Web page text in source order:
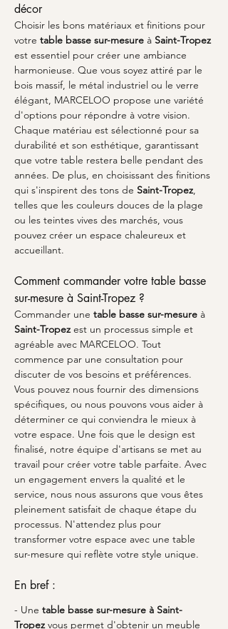
décor
Choisir les bons matériaux et finitions pour
votre table basse sur-mesure à Saint-Tropez
est essentiel pour créer une ambiance
harmonieuse. Que vous soyez attiré par le
bois massif, le métal industriel ou le verre
élégant, MARCELOO propose une variété
d'options pour répondre à votre vision.
Chaque matériau est sélectionné pour sa
durabilité et son esthétique, garantissant
que votre table restera belle pendant des
années. De plus, en choisissant des finitions
qui s'inspirent des tons de Saint-Tropez,
telles que les couleurs douces de la plage
ou les teintes vives des marchés, vous
pouvez créer un espace chaleureux et
accueillant.
Comment commander votre table basse
sur-mesure à Saint-Tropez ?
Commander une table basse sur-mesure à
Saint-Tropez est un processus simple et
agréable avec MARCELOO. Tout
commence par une consultation pour
discuter de vos besoins et préférences.
Vous pouvez nous fournir des dimensions
spécifiques, ou nous pouvons vous aider à
déterminer ce qui conviendra le mieux à
votre espace. Une fois que le design est
finalisé, notre équipe d'artisans se met au
travail pour créer votre table parfaite. Avec
un engagement envers la qualité et le
service, nous nous assurons que vous êtes
pleinement satisfait de chaque étape du
processus. N'attendez plus pour
transformer votre espace avec une table
sur-mesure qui reflète votre style unique.
En bref :
- Une table basse sur-mesure à Saint-
Tropez vous permet d'obtenir un meuble